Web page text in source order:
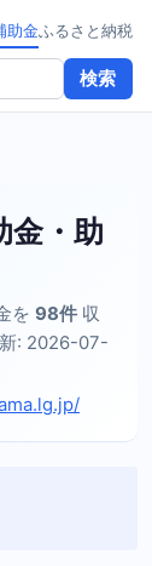
検索
助金ふるさと納税
金・助
を 98件 収
: 2026-07-